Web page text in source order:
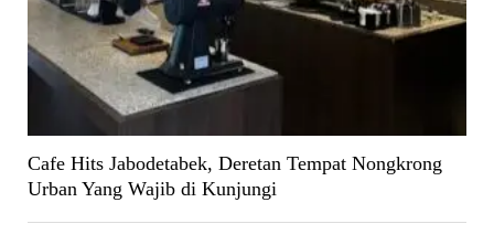
Cafe Hits Jabodetabek, Deretan Tempat Nongkrong
Urban Yang Wajib di Kunjungi